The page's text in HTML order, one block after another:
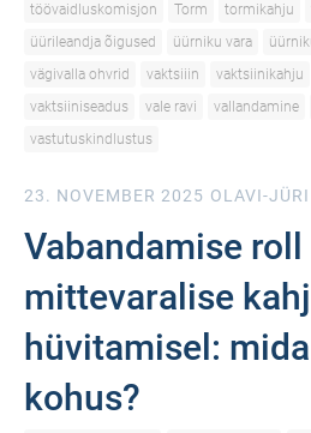
töövaidluskomisjon
Torm tormikahju
üürileandja õigused
üürniku vara
vägivalla ohvrid
vaktsiiin vaktsiinikahju
vaktsiiniseadus
vale ravi vallandamine
vastutuskindlustus
23. NOVEMBER 2025 OLAVI-
Vabandamise roll
mittevaralise
hüvitamisel:
kohus?